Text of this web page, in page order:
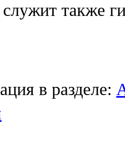
также
в разделе: